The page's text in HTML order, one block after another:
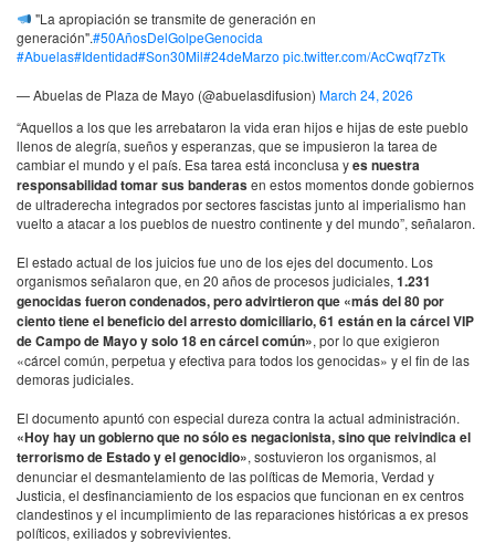
"La apropiación se transmite de generación en
generación".#50AñosDelGolpeGenocida
#Abuelas#Identidad#Son30Mil#24deMarzo pic.twitter.com/AcCwqf7zTk
— Abuelas de Plaza de Mayo (@abuelasdifusion) March 24, 2026
“Aquellos a los que les arrebataron la vida eran hijos e hijas de este pueblo
llenos de alegría, sueños y esperanzas, que se impusieron la tarea de
cambiar el mundo y el país. Esa tarea está inconclusa yes nuestra
responsabilidad tomar sus banderasen estos momentos donde gobiernos
de ultraderecha integrados por sectores fascistas junto al imperialismo han
vuelto a atacar a los pueblos de nuestro continente y del mundo”, señalaron.
El estado actual de los juicios fue uno de los ejes del documento. Los
organismos señalaron que, en 20 años de procesos judiciales, 1.231
genocidas fueron condenados, pero advirtieron que «más del 80 por
ciento tiene el beneficio del arresto domiciliario, 61 están en la cárcel VIP
de Campo de Mayo y solo 18 en cárcel común», por lo que exigieron
«cárcel común, perpetua y efectiva para todos los genocidas» y el fin de las
demoras judiciales.
El documento apuntó con especial dureza contra la actual administración.
«Hoy hay un gobierno que no sólo es negacionista, sino que reivindica el
terrorismo de Estado y el genocidio», sostuvieron los organismos, al
denunciar el desmantelamiento de las políticas de Memoria, Verdad y
Justicia, el desfinanciamiento de los espacios que funcionan en ex centros
clandestinos y el incumplimiento de las reparaciones históricas a ex presos
políticos, exiliados y sobrevivientes.